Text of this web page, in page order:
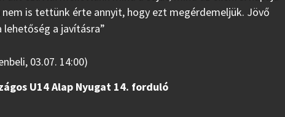
is tettünk érte annyit, hogy ezt megérdemeljük. Jövő
a javításra”
03.07. 14:00)
U14 Alap Nyugat 14. forduló